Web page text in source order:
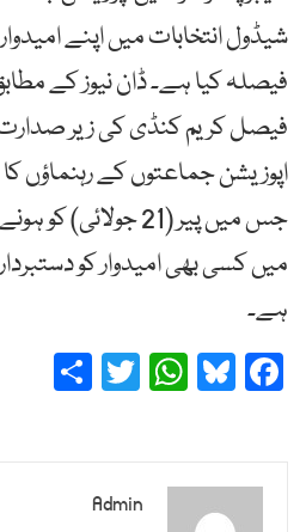
شیڈول انتخابات میں اپنے
فیصلہ کیا ہے۔ ڈان نیوز کے
فیصل کریم کنڈی کی زیر صدارت
اپوزیشن جماعتوں کے رہنماؤں
جس میں پیر (21
میں کسی بھی امیدوار کو
ہے۔
Facebook
Bluesky
WhatsApp
Twitter
Admin